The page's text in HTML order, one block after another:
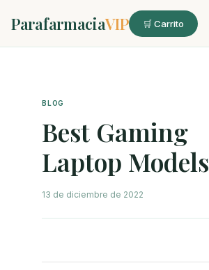
ParafarmaciaVIP 🛒 Carrito
BLOG
Best Gaming
Laptop Models
13 de diciembre de 2022